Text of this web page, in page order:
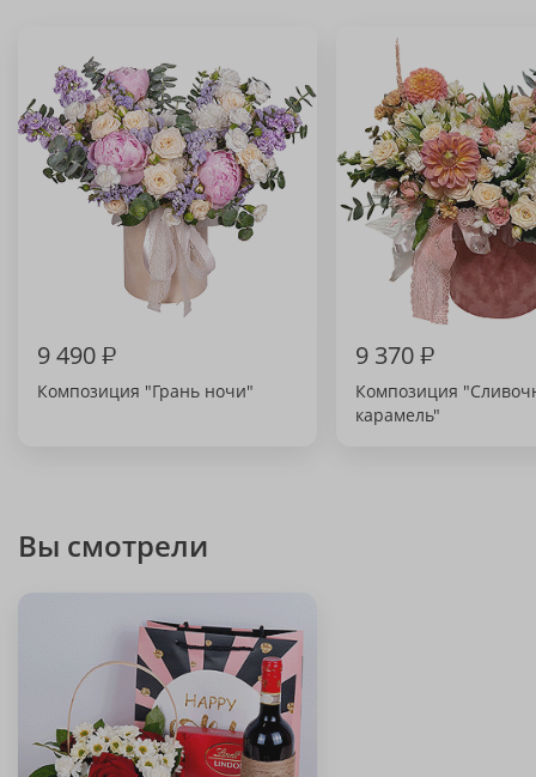
9 490₽
Композиция "Грань ночи"
9 370₽
Композиция
карамель"
Вы смотрели